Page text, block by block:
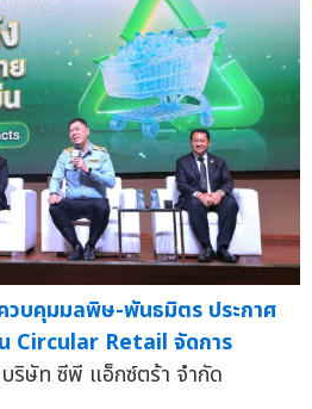
บคุมมลพิษ-พันธมิตร ประกาศ
Circular Retail จัดการ
ษัท ซีพี แอ็กซ์ตร้า จำกัด